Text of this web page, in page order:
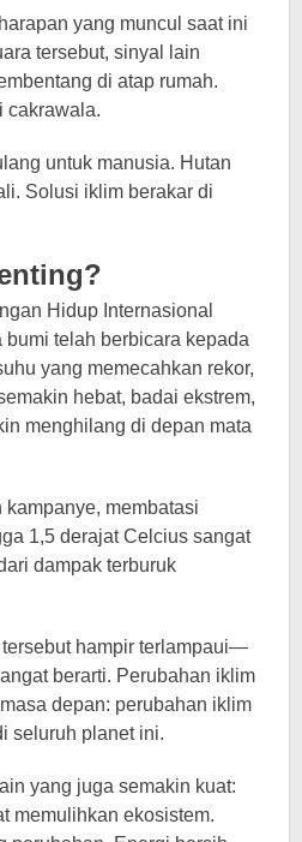
yang muncul saat ini
tersebut, sinyal lain
di atap rumah.
cakrawala.
untuk manusia. Hutan
Solusi iklim berakar di
Hidup Internasional
telah berbicara kepada
yang memecahkan rekor,
hebat, badai ekstrem,
menghilang di depan mata
membatasi
1,5 derajat Celcius sangat
dampak terburuk
hampir terlampaui—
berarti. Perubahan iklim
depan: perubahan iklim
seluruh planet ini.
yang juga semakin kuat:
memulihkan ekosistem.